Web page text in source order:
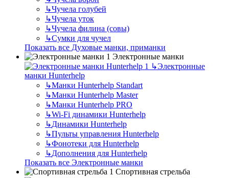
↳Чучела голубей
↳Чучела уток
↳Чучела филина (совы)
↳Сумки для чучел
Показать все Духовые манки, приманки
Электронные манки
↳Электронные
манки Hunterhelp
↳Манки Hunterhelp Standart
↳Манки Hunterhelp Master
↳Манки Hunterhelp PRO
↳Wi-Fi динамики Hunterhelp
↳Динамики Hunterhelp
↳Пульты управления Hunterhelp
↳Фонотеки для Hunterhelp
↳Дополнения для Hunterhelp
Показать все Электронные манки
Спортивная стрельба